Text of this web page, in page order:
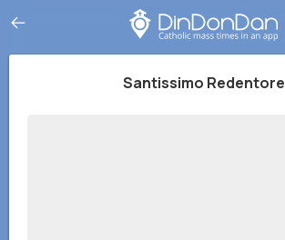
Santissimo Redentore